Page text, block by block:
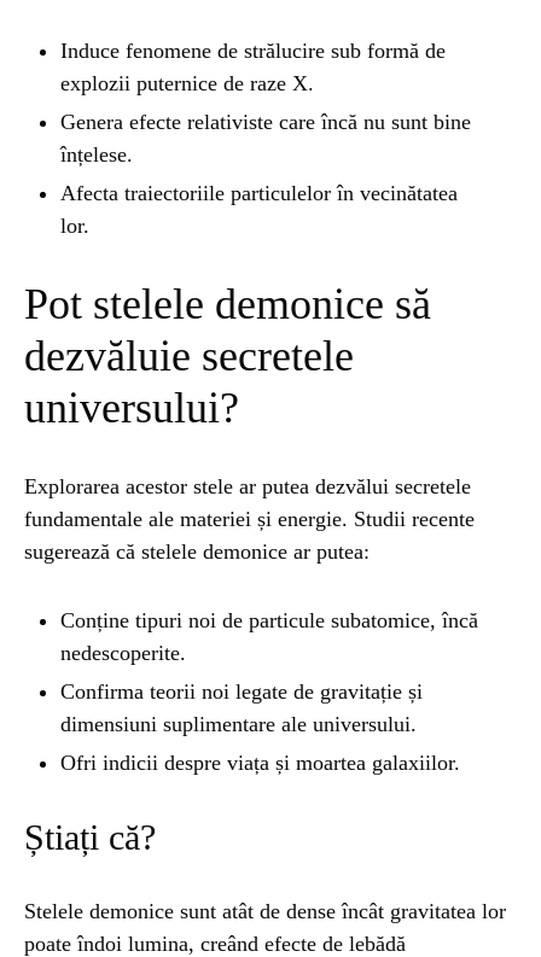
Induce fenomene de strălucire sub formă de
explozii puternice de raze X.
Genera efecte relativiste care încă nu sunt bine
înțelese.
Afecta traiectoriile particulelor în vecinătatea
lor.
Pot stelele demonice să
dezvăluie secretele
universului?
Explorarea acestor stele ar putea dezvălui secretele
fundamentale ale materiei și energie. Studii recente
sugerează că stelele demonice ar putea:
Conține tipuri noi de particule subatomice, încă
nedescoperite.
Confirma teorii noi legate de gravitație și
dimensiuni suplimentare ale universului.
Ofri indicii despre viața și moartea galaxiilor.
Știați că?
Stelele demonice sunt atât de dense încât gravitatea lor
poate îndoi lumina, creând efecte de lebădă